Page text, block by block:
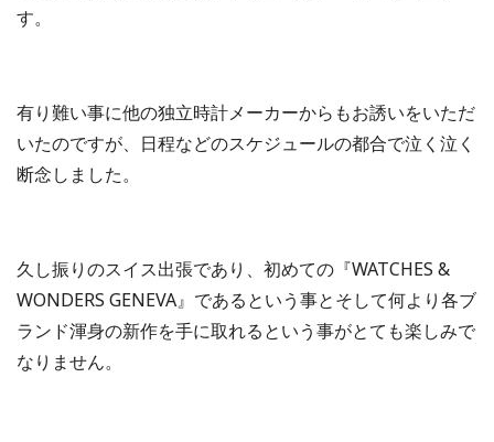
す。
有り難い事に他の独立時計メーカーからもお誘いをいただ
いたのですが、日程などのスケジュールの都合で泣く泣く
断念しました。
久し振りのスイス出張であり、初めての『WATCHES &
WONDERS GENEVA』であるという事とそして何より各ブ
ランド渾身の新作を手に取れるという事がとても楽しみで
なりません。